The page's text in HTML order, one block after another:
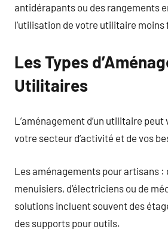
antidérapants ou des rangements
l’utilisation de votre utilitaire
Les Types
Utilitaires
L’aménagement d’un utilitaire
votre secteur d’activité et de vos
Les aménagements pour artisans :
menuisiers, d’électriciens ou de
solutions incluent souvent des
des supports pour outils.